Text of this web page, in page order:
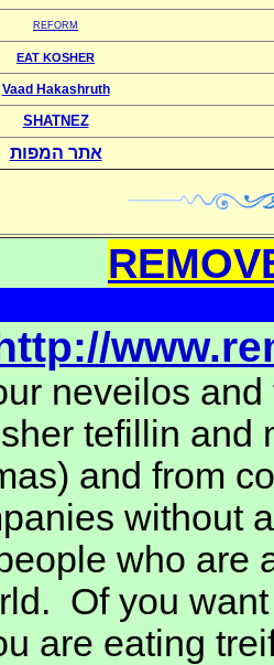
REFORM
EAT KOSHER
Vaad Hakashruth
SHATNEZ
אתר המפות
neveilos
tefillin and
and from
without
who are
Of you
are eating